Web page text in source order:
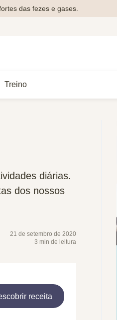
das fezes e gases.
Treino
diárias.
dos nossos
21 de setembro de 2020
3 min de leitura
receita